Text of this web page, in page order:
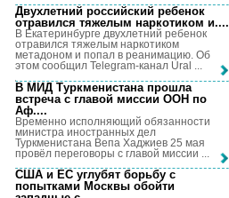
Двухлетний российский ребенок
отравился тяжелым наркотиком и....
В Екатеринбурге двухлетний ребенок
отравился тяжелым наркотиком
метадоном и попал в реанимацию. Об
этом сообщил Telegram-канал Ural ...
В МИД Туркменистана прошла
встреча с главой миссии ООН по
Аф....
Временно исполняющий обязанности
министра иностранных дел
Туркменистана Вепа Хаджиев 25 мая
провёл переговоры с главой миссии ...
США и ЕС углубят борьбу с
попытками Москвы обойти